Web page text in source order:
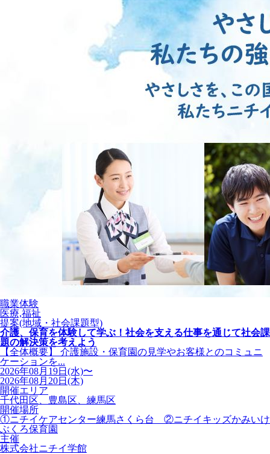
職業体験
医療,福祉
提案(地域・社会課題型)
介護、保育を体験して学ぶ！社会を支える仕事を通じて社会課
題の解決策を考えよう
【全体概要】 介護施設・保育園の見学やお客様とのコミュニ
ケーションを...
2026年08月19日(水)〜
2026年08月20日(木)
開催エリア
千代田区、豊島区、練馬区
開催場所
①ニチイケアセンター練馬さくら台 ②ニチイキッズかみいけ
ぶくろ保育園
主催
株式会社ニチイ学館